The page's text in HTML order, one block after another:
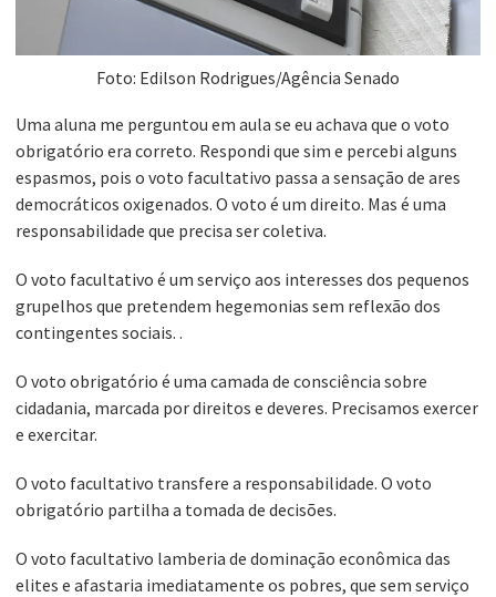
Foto: Edilson Rodrigues/Agência Senado
Uma aluna me perguntou em aula se eu achava que o voto
obrigatório era correto. Respondi que sim e percebi alguns
espasmos, pois o voto facultativo passa a sensação de ares
democráticos oxigenados. O voto é um direito. Mas é uma
responsabilidade que precisa ser coletiva.
O voto facultativo é um serviço aos interesses dos pequenos
grupelhos que pretendem hegemonias sem reflexão dos
contingentes sociais. .
O voto obrigatório é uma camada de consciência sobre
cidadania, marcada por direitos e deveres. Precisamos exercer
e exercitar.
O voto facultativo transfere a responsabilidade. O voto
obrigatório partilha a tomada de decisões.
O voto facultativo lamberia de dominação econômica das
elites e afastaria imediatamente os pobres, que sem serviço